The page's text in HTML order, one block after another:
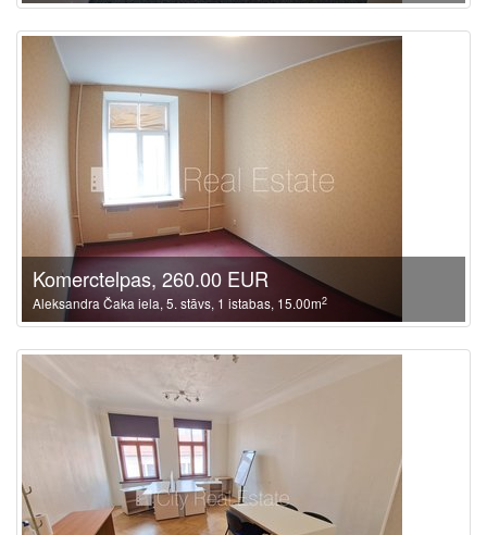
Komerctelpas, 260.00 EUR
Aleksandra Čaka iela, 5. stāvs, 1 istabas, 15.00m2